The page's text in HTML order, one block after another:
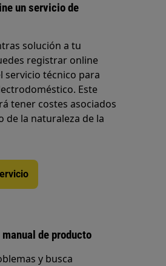
un servicio de
solución a tu
registrar online
servicio técnico para
Este
tener costes asociados
de la naturaleza de la
de producto
y busca